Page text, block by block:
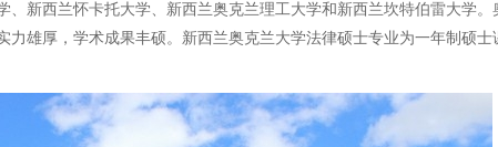
、新西兰怀卡托大学、新西兰奥克兰理工大学和新西兰坎特伯雷大学
雄厚，学术成果丰硕。新西兰奥克兰大学法律硕士专业为一年制硕